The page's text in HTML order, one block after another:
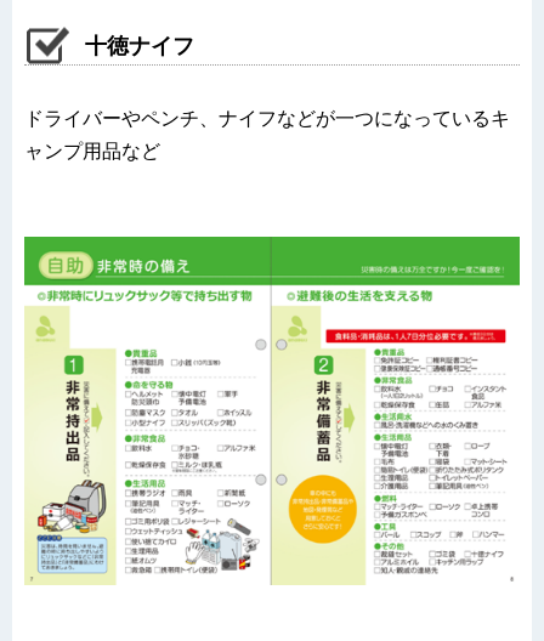
十徳ナイフ
ドライバーやペンチ、ナイフなどが一つになっているキ
ャンプ用品など